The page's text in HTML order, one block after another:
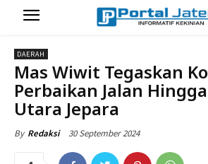
DAERAH
Mas Wiwit Tegaskan
Perbaikan Jalan
Utara Jepara
By Redaksi 30 September 2024